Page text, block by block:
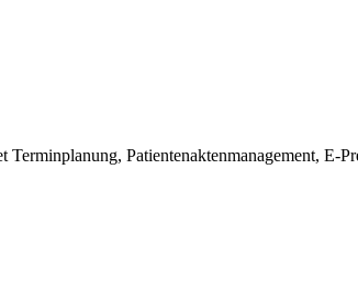
Terminplanung, Patientenaktenmanagement,